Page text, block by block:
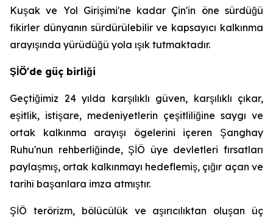
Kuşak ve Yol Girişimi'ne kadar Çin'in öne sürdüğü
fikirler dünyanın sürdürülebilir ve kapsayıcı kalkınma
arayışında yürüdüğü yola ışık tutmaktadır.
ŞİÖ'de güç birliği
Geçtiğimiz 24 yılda karşılıklı güven, karşılıklı çıkar,
eşitlik, istişare, medeniyetlerin çeşitliliğine saygı ve
ortak kalkınma arayışı ögelerini içeren Şanghay
Ruhu'nun rehberliğinde, ŞİÖ üye devletleri fırsatları
paylaşmış, ortak kalkınmayı hedeflemiş, çığır açan ve
tarihî başarılara imza atmıştır.
ŞİÖ terörizm, bölücülük ve aşırıcılıktan oluşan üç